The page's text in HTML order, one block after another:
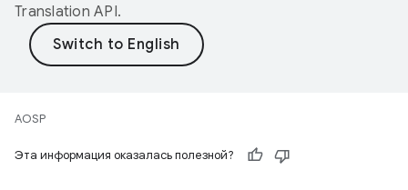
Translation API.
AOSP
Эта информация оказалась полезной?